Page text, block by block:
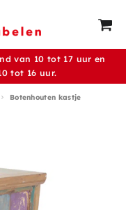
van 10 tot 17 uur en
tot 16 uur.
Botenhouten kastje